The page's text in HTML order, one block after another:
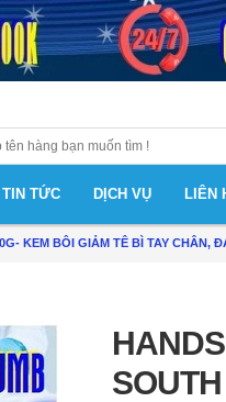
TIN TỨC DỊCH VỤ LIÊN
KEM BÔI GIẢM TÊ BÌ TAY CHÂN,